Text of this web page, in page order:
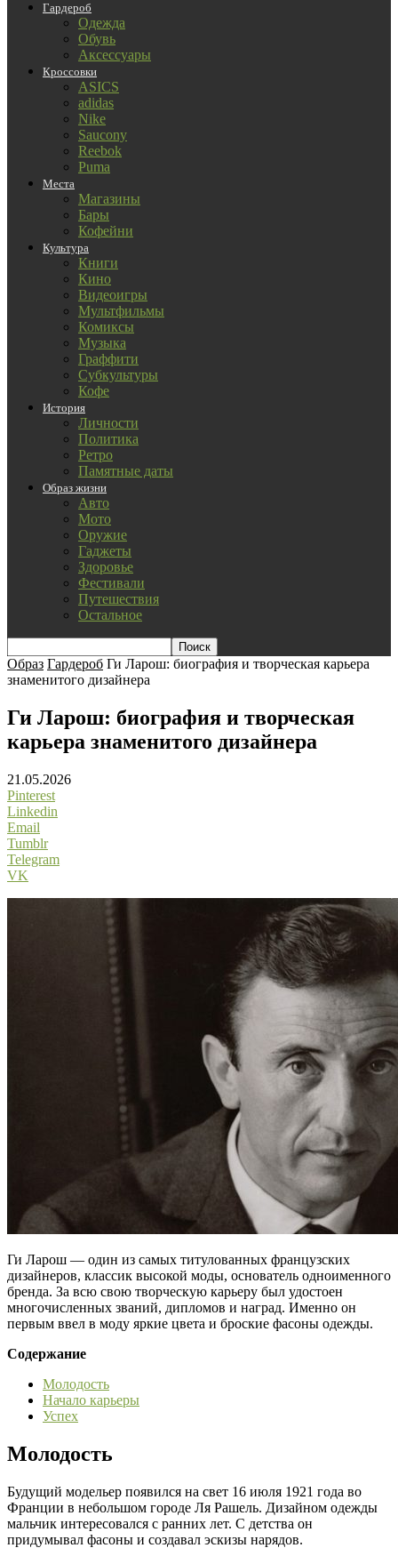
Гардероб
Одежда
Обувь
Аксессуары
Кроссовки
ASICS
adidas
Nike
Saucony
Reebok
Puma
Места
Магазины
Бары
Кофейни
Культура
Книги
Кино
Видеоигры
Мультфильмы
Комиксы
Музыка
Граффити
Субкультуры
Кофе
История
Личности
Политика
Ретро
Памятные даты
Образ жизни
Авто
Мото
Оружие
Гаджеты
Здоровье
Фестивали
Путешествия
Остальное
Образ Гардероб Ги Ларош: биография и творческая карьера
знаменитого дизайнера
Ги Ларош: биография и творческая
карьера знаменитого дизайнера
21.05.2026
Pinterest
Linkedin
Email
Tumblr
Telegram
VK
Ги Ларош — один из самых титулованных французских
дизайнеров, классик высокой моды, основатель одноименного
бренда. За всю свою творческую карьеру был удостоен
многочисленных званий, дипломов и наград. Именно он
первым ввел в моду яркие цвета и броские фасоны одежды.
Содержание
Молодость
Начало карьеры
Успех
Молодость
Будущий модельер появился на свет 16 июля 1921 года во
Франции в небольшом городе Ля Рашель. Дизайном одежды
мальчик интересовался с ранних лет. С детства он
придумывал фасоны и создавал эскизы нарядов.